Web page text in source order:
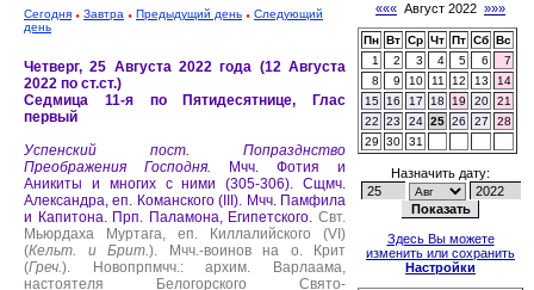
Сегодня Завтра Предыдущий день
Следующий
день
Четверг, 25 Августа 2022 года (12 Августа
2022 по ст.ст.)
Седмица 11-я по Пятидесятнице, Глас
первый
Успенский пост.
Попразднство
Преображения Господня.
Мчч. Фотия и
Аникиты и многих с ними (305-306). Сщмч.
Александра, еп. Команского (III). Мчч. Памфила
и Капитона. Прп. Паламона, Египетского.Свт.
Мьюрдаха Муртага, еп. Киллалийского (VI)
(Кельт. и Брит.).
Мчч.-воинов на о. Крит
(Греч.).
Новопрпмчч.: архим. Варлаама,
настоятеля Белогорского Свято-
««« Август 2022 »»»
Пн Вт Ср Чт Пт Сб Вс
1
2 3 4 5 6
7
8
9 10 11 12 13
14
15
16 17 18 19 20
21
22
23 24 25 26 27
28
29
30 31
Назначить дату:
Здесь Вы можете
изменить или сохранить
Настройки